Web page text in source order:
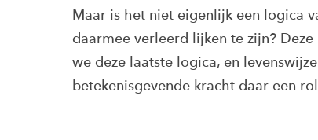
Maar is het niet eigenlijk een logica
daarmee verleerd lijken te zijn?
we deze laatste logica, en
betekenisgevende kracht daar een